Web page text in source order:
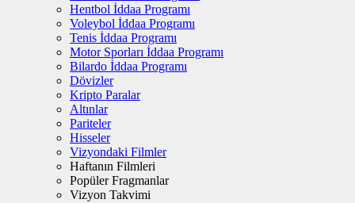
Hentbol İddaa Programı
Voleybol İddaa Programı
Tenis İddaa Programı
Motor Sporları İddaa Programı
Bilardo İddaa Programı
Dövizler
Kripto Paralar
Altınlar
Pariteler
Hisseler
Vizyondaki Filmler
Haftanın Filmleri
Popüler Fragmanlar
Vizyon Takvimi